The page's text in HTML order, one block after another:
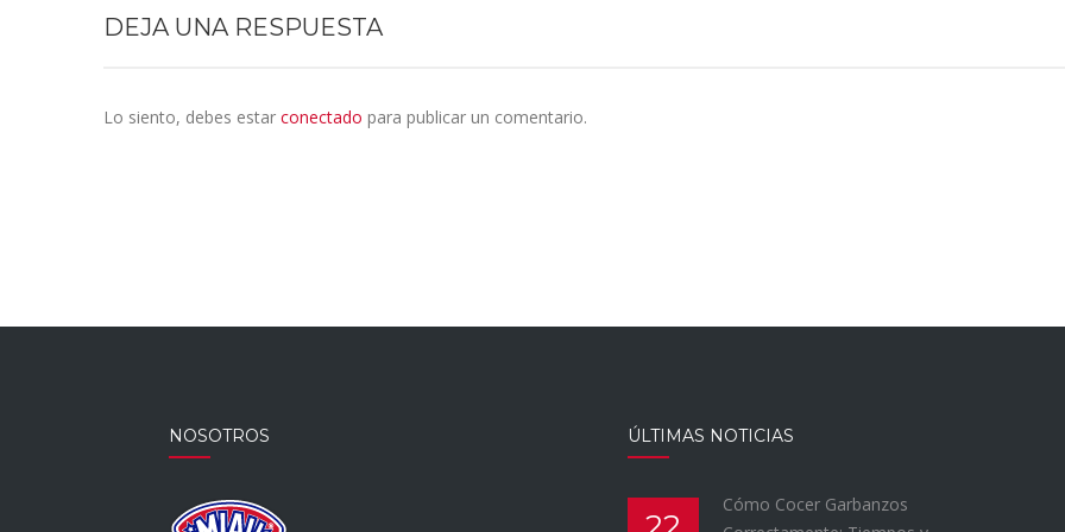
DEJA UNA RESPUESTA
Lo siento, debes estar conectado para publicar un comentario.
NOSOTROS ÚLTIMAS NOTICIAS
Cómo Cocer Garbanzos